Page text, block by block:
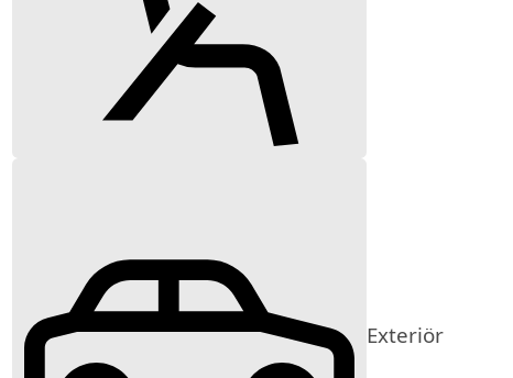
Exteriör